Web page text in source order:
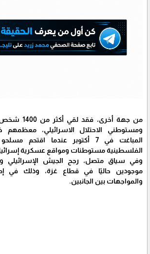
من جهة
ومستوطني الاحتلال الاسرائيلي، معظمهم
المباغت في 7 أكتوبر عندما
الفلسطينية مستوطنات ومواقع عسكرية
موجودين حاليًا في قطاع غزة، وذلك في
والمواجهات بين الجانبين.